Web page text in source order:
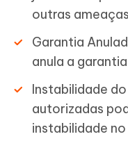
outras
Garantia
anula a
Instabilidade
autorizadas
instabilidade